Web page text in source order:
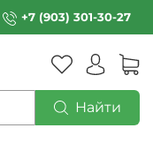
+7 (903) 301-30-27
Найти